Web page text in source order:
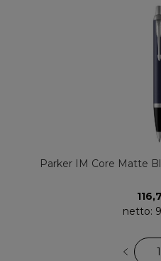
Parker IM Core Matte
netto: